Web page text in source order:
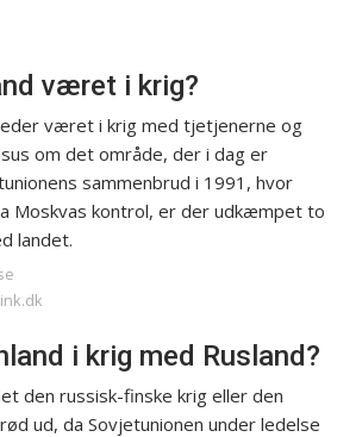
været i krig?
været i krig med tjetjenerne og
om det område, der i dag er
sammenbrud i 1991, hvor
Moskvas kontrol, er der udkæmpet to
landet.
i krig med Rusland?
den russisk-finske krig eller den
ud, da Sovjetunionen under ledelse